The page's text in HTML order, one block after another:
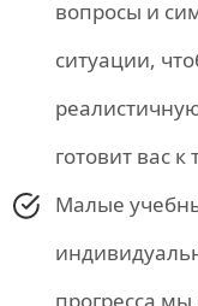
вопросы и
ситуации,
готовит вас
Малые
прогресса